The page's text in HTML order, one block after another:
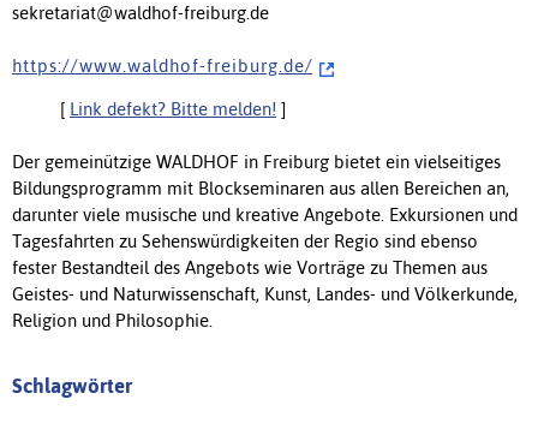
sekretariat@waldhof-freiburg.de
h t t p s : / / w w w . w a l d h o f - f r e i b u r g . d e /
[ Link defekt? Bitte melden! ]
Der gemeinützige WALDHOF in Freiburg bietet ein vielseitiges
Bildungsprogramm mit Blockseminaren aus allen Bereichen an,
darunter viele musische und kreative Angebote. Exkursionen und
Tagesfahrten zu Sehenswürdigkeiten der Regio sind ebenso
fester Bestandteil des Angebots wie Vorträge zu Themen aus
Geistes- und Naturwissenschaft, Kunst, Landes- und Völkerkunde,
Religion und Philosophie.
Schlagwörter